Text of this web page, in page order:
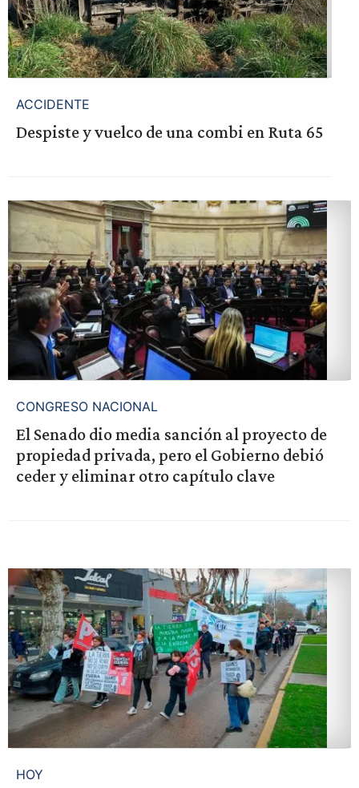
ACCIDENTE
Despiste y vuelco de una combi en Ruta 65
CONGRESO NACIONAL
El Senado dio media sanción al proyecto de
propiedad privada, pero el Gobierno debió
ceder y eliminar otro capítulo clave
HOY